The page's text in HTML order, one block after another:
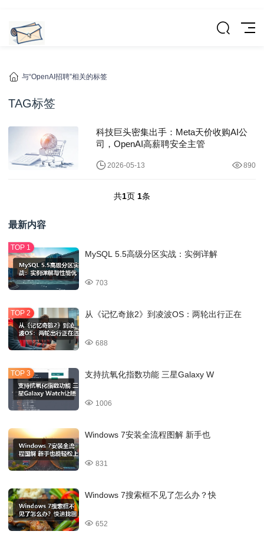
与“OpenAI招聘”相关的标签
TAG标签
科技巨头密集出手：Meta天价收购AI公
司，OpenAI高薪聘安全主管
2026-05-13 890
共1页 1条
最新内容
MySQL 5.5高级分区实战：实例详解
703
从《记忆奇旅2》到凌波OS：两轮出行正在
688
支持抗氧化指数功能 三星Galaxy W
1006
Windows 7安装全流程图解 新手也
831
Windows 7搜索框不见了怎么办？快
652